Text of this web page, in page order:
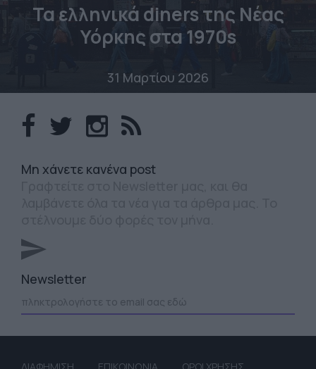
Τα ελληνικά diners της Νέας
Υόρκης στα 1970s
31 Μαρτίου 2026
Mη χάνετε κανένα post
Newsletter